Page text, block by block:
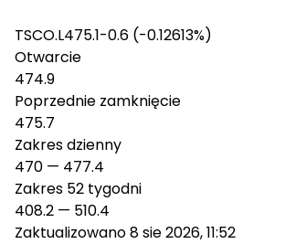
TSCO.L475.1-0.6 (-0.12613%)
Otwarcie
474.9
Poprzednie zamknięcie
475.7
Zakres dzienny
470 — 477.4
Zakres 52 tygodni
408.2 — 510.4
Zaktualizowano 8 sie 2026, 11:52